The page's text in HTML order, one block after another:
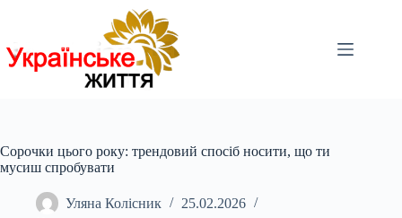
Сорочки цього року: трендовий спосіб носити, що ти
мусиш спробувати
Уляна Колісник
25.02.2026